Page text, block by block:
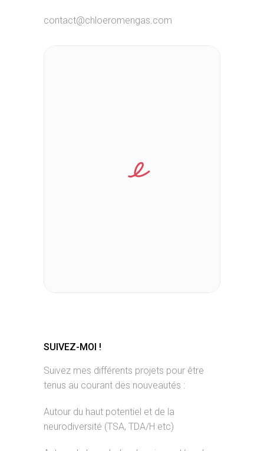
contact@chloeromengas.com
SUIVEZ-MOI !
Suivez mes différents projets pour être
tenus au courant des nouveautés :
Autour du haut potentiel et de la
neurodiversité (TSA, TDA/H etc)